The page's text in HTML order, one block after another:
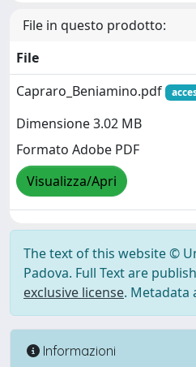
File in questo prodotto:
File
Capraro_Beniamino.pdf
Dimensione 3.02 MB
Formato Adobe PDF
Visualizza/Apri
The text of this website ©
Padova. Full Text are
exclusive license. Metadata
Informazioni